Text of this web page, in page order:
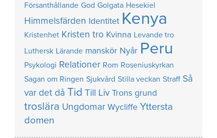
Försanthållande God Golgata Hesekiel
Himmelsfärden Identitet Kenya
Kristenhet Kristen tro Kvinna Levande tro
Luthersk Lärande manskör Nyår Peru
Psykologi Relationer Rom Roseniuskyrkan
Sagan om Ringen Sjukvård Stilla veckan Straff Så
var det då Tid Till Liv Trons grund
troslära Ungdomar Wycliffe Yttersta
domen